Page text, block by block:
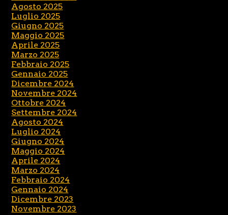
Agosto 2025
Luglio 2025
Giugno 2025
Maggio 2025
Aprile 2025
Marzo 2025
Febbraio 2025
Gennaio 2025
Dicembre 2024
Novembre 2024
Ottobre 2024
Settembre 2024
Agosto 2024
Luglio 2024
Giugno 2024
Maggio 2024
Aprile 2024
Marzo 2024
Febbraio 2024
Gennaio 2024
Dicembre 2023
Novembre 2023